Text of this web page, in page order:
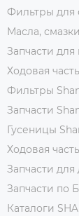
Фильтры для
Масла,
Запчасти
Ходовая часть
Фильтры
Запчасти
Гусеницы
Ходовая
Запчасти для
Запчасти по
Каталоги